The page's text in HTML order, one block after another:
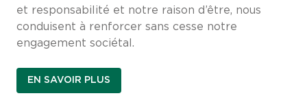
et responsabilité et notre raison d’être, nous
conduisent à renforcer sans cesse notre
engagement sociétal.
EN SAVOIR PLUS